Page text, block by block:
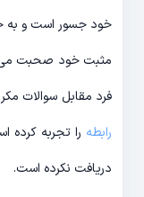
خود جسور است و به
مثبت خود صحبت
فرد مقابل سوالات
رابطه را تجربه کرده
دریافت نکرده است.